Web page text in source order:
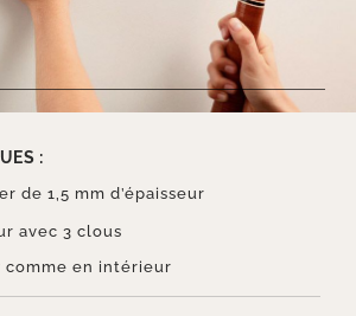
:
de 1,5 mm d’épaisseur
avec 3 clous
comme en intérieur